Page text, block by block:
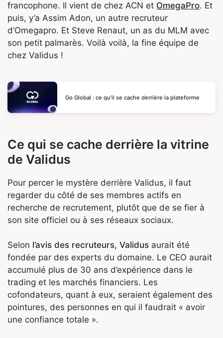
francophone. Il vient de chez ACN et OmegaPro. Et
puis, y’a Assim Adon, un autre recruteur
d’Omegapro. Et Steve Renaut, un as du MLM avec
son petit palmarès. Voilà voilà, la fine équipe de
chez Validus !
Go Global : ce qu’il se cache derrière la plateforme
Ce qui se cache derrière la vitrine
de Validus
Pour percer le mystère derrière Validus, il faut
regarder du côté de ses membres actifs en
recherche de recrutement, plutôt que de se fier à
son site officiel ou à ses réseaux sociaux.
Selon l’avis des recruteurs, Validus aurait été
fondée par des experts du domaine. Le CEO aurait
accumulé plus de 30 ans d’expérience dans le
trading et les marchés financiers. Les
cofondateurs, quant à eux, seraient également des
pointures, des personnes en qui il faudrait « avoir
une confiance totale ».